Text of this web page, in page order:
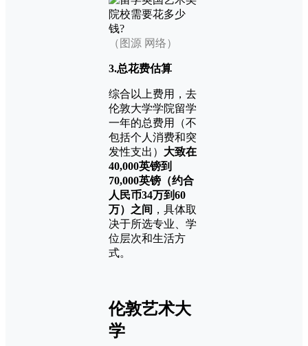
（图源 网络）
3.总花费估算
综合以上费用，去
伦敦大学学院留学
一年的总费用（不
包括个人消费和突
发性支出） 大致在
40,000英镑到
70,000英镑（约合
人民币34万到60
万）之间 ，具体取
决于所选专业、学
位层次和生活方
式。
伦敦艺术大
学